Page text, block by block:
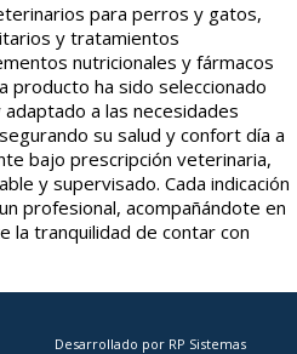
para perros y gatos,
y tratamientos
nutricionales y fármacos
producto ha sido seleccionado
a las necesidades
su salud y confort día a
bajo prescripción veterinaria,
y supervisado. Cada indicación
profesional, acompañándote en
la tranquilidad de contar con
Desarrollado por RP Sistemas